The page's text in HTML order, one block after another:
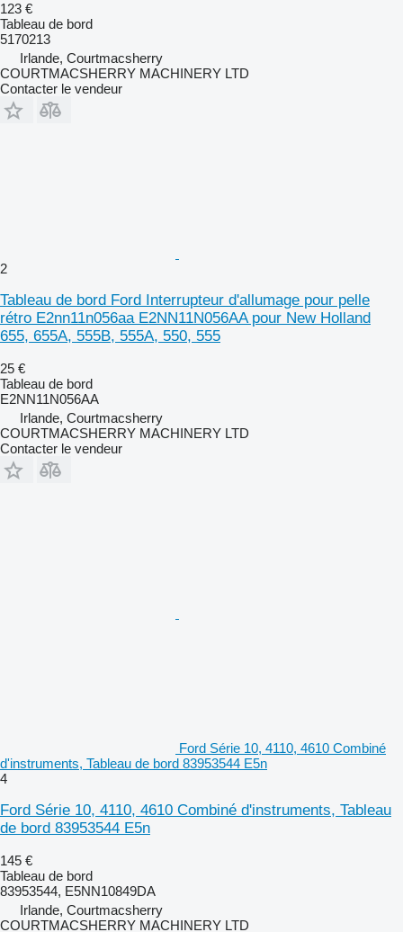
123 €
Tableau de bord
5170213
Irlande, Courtmacsherry
COURTMACSHERRY MACHINERY LTD
Contacter le vendeur
2
Tableau de bord Ford Interrupteur d'allumage pour pelle
rétro E2nn11n056aa E2NN11N056AA pour New Holland
655, 655A, 555B, 555A, 550, 555
25 €
Tableau de bord
E2NN11N056AA
Irlande, Courtmacsherry
COURTMACSHERRY MACHINERY LTD
Contacter le vendeur
Ford Série 10, 4110, 4610 Combiné
d'instruments, Tableau de bord 83953544 E5n
4
Ford Série 10, 4110, 4610 Combiné d'instruments, Tableau
de bord 83953544 E5n
145 €
Tableau de bord
83953544, E5NN10849DA
Irlande, Courtmacsherry
COURTMACSHERRY MACHINERY LTD